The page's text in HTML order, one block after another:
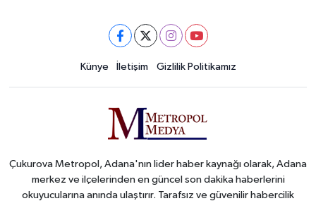
Künye İletişim Gizlilik Politikamız
Çukurova Metropol, Adana'nın lider haber kaynağı olarak, Adana
merkez ve ilçelerinden en güncel son dakika haberlerini
okuyucularına anında ulaştırır. Tarafsız ve güvenilir habercilik